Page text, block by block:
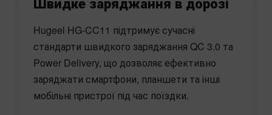
Hugeel HG-CC11 підтримує сучасні
стандарти швидкого заряджання QC 3.0 та
Power Delivery, що дозволяє ефективно
заряджати смартфони, планшети та інші
мобільні пристрої під час поїздки.